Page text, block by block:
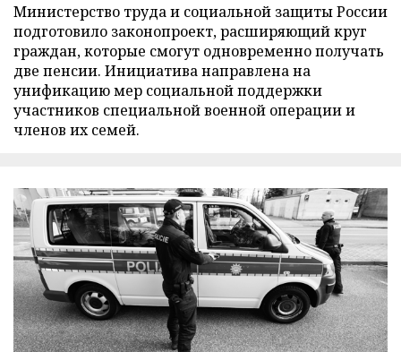
Министерство труда и социальной защиты России
подготовило законопроект, расширяющий круг
граждан, которые смогут одновременно получать
две пенсии. Инициатива направлена на
унификацию мер социальной поддержки
участников специальной военной операции и
членов их семей.